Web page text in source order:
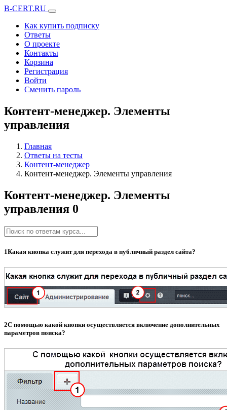
B-CERT.RU
Как купить подписку
Ответы
О проекте
Контакты
Корзина
Регистрация
Войти
Сменить пароль
Контент-менеджер. Элементы
управления
Главная
Ответы на тесты
Контент-менеджер
Контент-менеджер. Элементы управления
Контент-менеджер. Элементы
управления 0
1Какая кнопка служит для перехода в публичный раздел сайта?
2С помощью какой кнопки осуществляется включение дополнительных
параметров поиска?